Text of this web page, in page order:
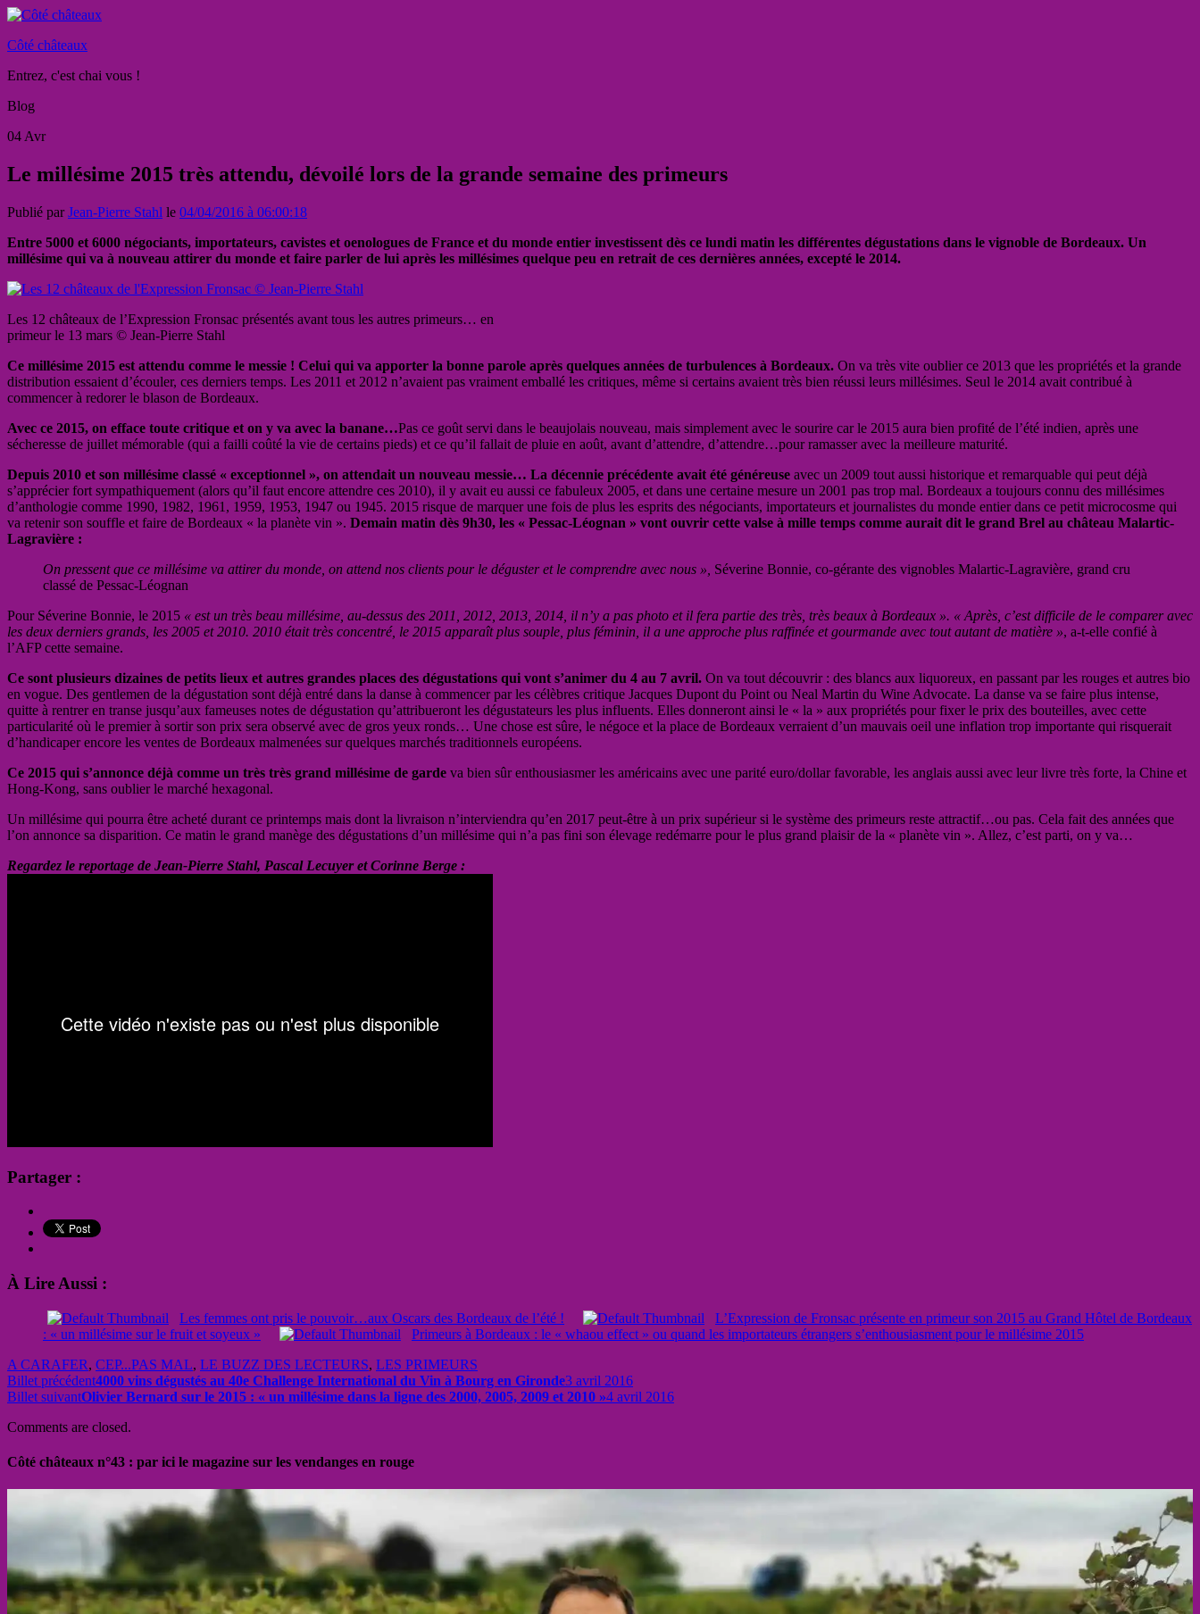
Côté châteaux
Entrez, c'est chai vous !
Blog
04 Avr
Le millésime 2015 très attendu, dévoilé lors de la grande semaine des primeurs
Publié parJean-Pierre Stahl le 04/04/2016 à 06:00:18
Entre 5000 et 6000 négociants, importateurs, cavistes et oenologues de France et du monde entier investissent dès ce lundi matin les différentes dégustations dans le vignoble de Bordeaux. Un
millésime qui va à nouveau attirer du monde et faire parler de lui après les millésimes quelque peu en retrait de ces dernières années, excepté le 2014.
Les 12 châteaux de l’Expression Fronsac présentés avant tous les autres primeurs… en
primeur le 13 mars © Jean-Pierre Stahl
Ce millésime 2015 est attendu comme le messie ! Celui qui va apporter la bonne parole après quelques années de turbulences à Bordeaux. On va très vite oublier ce 2013 que les propriétés et la grande
distribution essaient d’écouler, ces derniers temps. Les 2011 et 2012 n’avaient pas vraiment emballé les critiques, même si certains avaient très bien réussi leurs millésimes. Seul le 2014 avait contribué à
commencer à redorer le blason de Bordeaux.
Avec ce 2015, on efface toute critique et on y va avec la banane…Pas ce goût servi dans le beaujolais nouveau, mais simplement avec le sourire car le 2015 aura bien profité de l’été indien, après une
sécheresse de juillet mémorable (qui a failli coûté la vie de certains pieds) et ce qu’il fallait de pluie en août, avant d’attendre, d’attendre…pour ramasser avec la meilleure maturité.
Depuis 2010 et son millésime classé « exceptionnel », on attendait un nouveau messie… La décennie précédente avait été généreuse avec un 2009 tout aussi historique et remarquable qui peut déjà
s’apprécier fort sympathiquement (alors qu’il faut encore attendre ces 2010), il y avait eu aussi ce fabuleux 2005, et dans une certaine mesure un 2001 pas trop mal. Bordeaux a toujours connu des millésimes
d’anthologie comme 1990, 1982, 1961, 1959, 1953, 1947 ou 1945. 2015 risque de marquer une fois de plus les esprits des négociants, importateurs et journalistes du monde entier dans ce petit microcosme qui
va retenir son souffle et faire de Bordeaux « la planète vin ». Demain matin dès 9h30, les « Pessac-Léognan » vont ouvrir cette valse à mille temps comme aurait dit le grand Brel au château Malartic-
Lagravière :
On pressent que ce millésime va attirer du monde, on attend nos clients pour le déguster et le comprendre avec nous », Séverine Bonnie, co-gérante des vignobles Malartic-Lagravière, grand cru
classé de Pessac-Léognan
Pour Séverine Bonnie, le 2015 « est un très beau millésime, au-dessus des 2011, 2012, 2013, 2014, il n’y a pas photo et il fera partie des très, très beaux à Bordeaux ». « Après, c’est difficile de le comparer avec
les deux derniers grands, les 2005 et 2010. 2010 était très concentré, le 2015 apparaît plus souple, plus féminin, il a une approche plus raffinée et gourmande avec tout autant de matière », a-t-elle confié à
l’AFP cette semaine.
Ce sont plusieurs dizaines de petits lieux et autres grandes places des dégustations qui vont s’animer du 4 au 7 avril. On va tout découvrir : des blancs aux liquoreux, en passant par les rouges et autres bio
en vogue. Des gentlemen de la dégustation sont déjà entré dans la danse à commencer par les célèbres critique Jacques Dupont du Point ou Neal Martin du Wine Advocate. La danse va se faire plus intense,
quitte à rentrer en transe jusqu’aux fameuses notes de dégustation qu’attribueront les dégustateurs les plus influents. Elles donneront ainsi le « la » aux propriétés pour fixer le prix des bouteilles, avec cette
particularité où le premier à sortir son prix sera observé avec de gros yeux ronds… Une chose est sûre, le négoce et la place de Bordeaux verraient d’un mauvais oeil une inflation trop importante qui risquerait
d’handicaper encore les ventes de Bordeaux malmenées sur quelques marchés traditionnels européens.
Ce 2015 qui s’annonce déjà comme un très très grand millésime de garde va bien sûr enthousiasmer les américains avec une parité euro/dollar favorable, les anglais aussi avec leur livre très forte, la Chine et
Hong-Kong, sans oublier le marché hexagonal.
Un millésime qui pourra être acheté durant ce printemps mais dont la livraison n’interviendra qu’en 2017 peut-être à un prix supérieur si le système des primeurs reste attractif…ou pas. Cela fait des années que
l’on annonce sa disparition. Ce matin le grand manège des dégustations d’un millésime qui n’a pas fini son élevage redémarre pour le plus grand plaisir de la « planète vin ». Allez, c’est parti, on y va…
Regardez le reportage de Jean-Pierre Stahl, Pascal Lecuyer et Corinne Berge :
Partager :
À Lire Aussi :
Les femmes ont pris le pouvoir…aux Oscars des Bordeaux de l’été !
L’Expression de Fronsac présente en primeur son 2015 au Grand Hôtel de Bordeaux
: « un millésime sur le fruit et soyeux »
Primeurs à Bordeaux : le « whaou effect » ou quand les importateurs étrangers s’enthousiasment pour le millésime 2015
A CARAFER, CEP...PAS MAL, LE BUZZ DES LECTEURS, LES PRIMEURS
Billet précédent4000 vins dégustés au 40e Challenge International du Vin à Bourg en Gironde3 avril 2016
Billet suivantOlivier Bernard sur le 2015 : « un millésime dans la ligne des 2000, 2005, 2009 et 2010 »4 avril 2016
Comments are closed.
Côté châteaux n°43 : par ici le magazine sur les vendanges en rouge